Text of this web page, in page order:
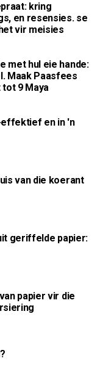
kring
en resensies. se
vir meisies
met hul eie hande:
Maak Paasfees
9 Maya
effektief en in 'n
van die koerant
geriffelde papier:
papier vir die